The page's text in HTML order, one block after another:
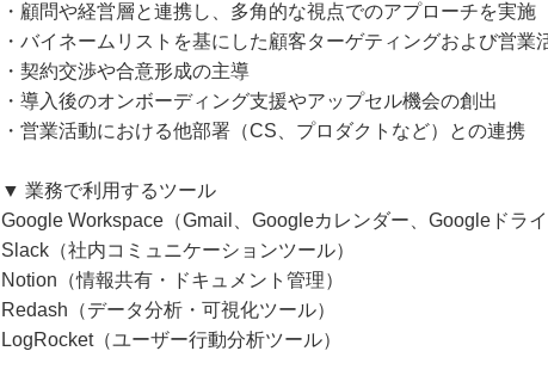
・顧問や経営層と連携し、多角的な視点でのアプローチを実施
・バイネームリストを基にした顧客ターゲティングおよび営業
・契約交渉や合意形成の主導
・導入後のオンボーディング支援やアップセル機会の創出
・営業活動における他部署（CS、プロダクトなど）との連携
▼ 業務で利用するツール
Google Workspace（Gmail、Googleカレンダー、Googleドライ
Slack（社内コミュニケーションツール）
Notion（情報共有・ドキュメント管理）
Redash（データ分析・可視化ツール）
LogRocket（ユーザー行動分析ツール）